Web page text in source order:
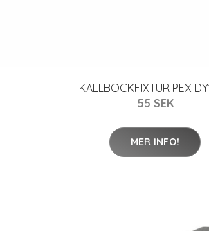
KALLBOCKFIXTUR PEX
55 SEK
MER INFO!